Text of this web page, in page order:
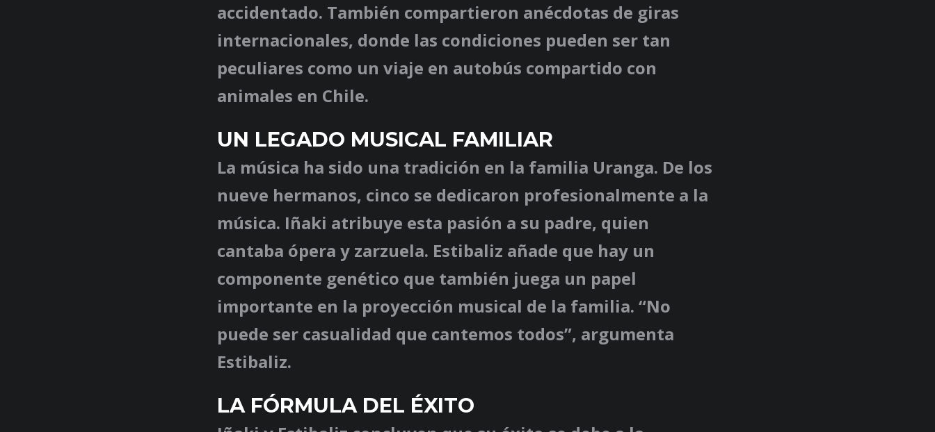
accidentado. También compartieron anécdotas de giras
internacionales, donde las condiciones pueden ser tan
peculiares como un viaje en autobús compartido con
animales en Chile.
UN LEGADO MUSICAL FAMILIAR
La música ha sido una tradición en la familia Uranga. De los
nueve hermanos, cinco se dedicaron profesionalmente a la
música. Iñaki atribuye esta pasión a su padre, quien
cantaba ópera y zarzuela. Estibaliz añade que hay un
componente genético que también juega un papel
importante en la proyección musical de la familia. “No
puede ser casualidad que cantemos todos”, argumenta
Estibaliz.
LA FÓRMULA DEL ÉXITO